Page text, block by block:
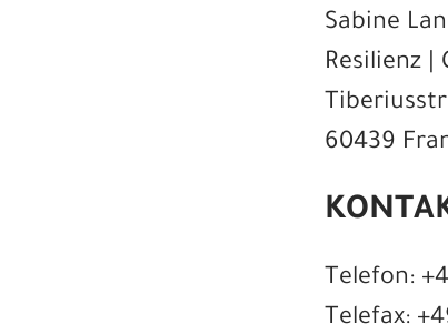
Sabine
Resilienz |
60439
Telefon:
Telefax: